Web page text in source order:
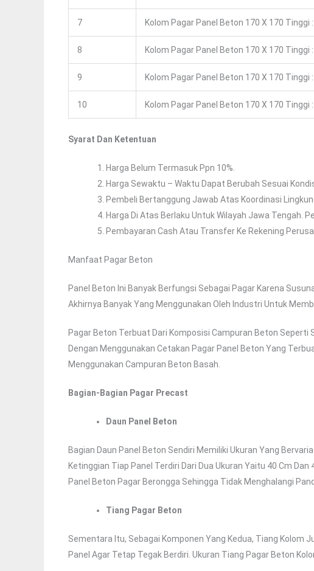
7 Kolom Pagar Panel Beton 170 X 170 Tinggi
8 Kolom Pagar Panel Beton 170 X 170 Tinggi
9 Kolom Pagar Panel Beton 170 X 170 Tinggi
10 Kolom Pagar Panel Beton 170 X 170 Tinggi
Syarat Dan Ketentuan
Harga Belum Termasuk Ppn 10%.
Harga Sewaktu – Waktu Dapat Berubah Sesuai
Pembeli Bertanggung Jawab Atas Koordinasi
Harga Di Atas Berlaku Untuk Wilayah Jawa Tengah.
Pembayaran Cash Atau Transfer Ke Rekening
Manfaat Pagar Beton
Panel Beton Ini Banyak Berfungsi Sebagai Pagar Karena
Akhirnya Banyak Yang Menggunakan Oleh Industri Untuk
Pagar Beton Terbuat Dari Komposisi Campuran Beton Seperti
Dengan Menggunakan Cetakan Pagar Panel Beton Yang
Menggunakan Campuran Beton Basah.
Bagian-Bagian Pagar Precast
Daun Panel Beton
Bagian Daun Panel Beton Sendiri Memiliki Ukuran Yang
Ketinggian Tiap Panel Terdiri Dari Dua Ukuran Yaitu 40 Cm
Panel Beton Pagar Berongga Sehingga Tidak Menghalangi
Tiang Pagar Beton
Sementara Itu, Sebagai Komponen Yang Kedua, Tiang Kolom
Panel Agar Tetap Tegak Berdiri. Ukuran Tiang Pagar Beton